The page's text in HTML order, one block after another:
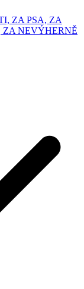
ZA PSA, ZA
ZA NEVÝHERNĚ